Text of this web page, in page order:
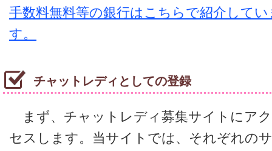
手数料無料等の銀行はこちらで紹介してい
す。
チャットレディとしての登録
まず、チャットレディ募集サイトにアク
セスします。当サイトでは、それぞれのサ